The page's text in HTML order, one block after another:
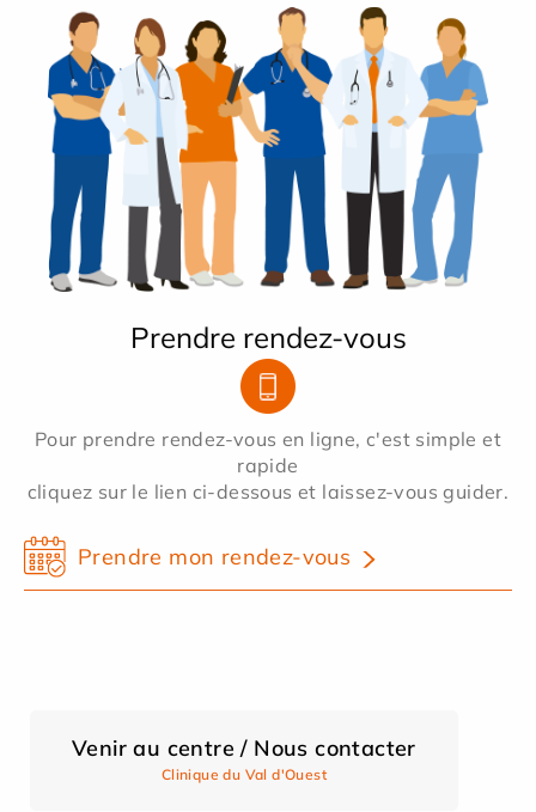
Prendre rendez-vous
Pour prendre rendez-vous en ligne, c'est simple et
rapide
cliquez sur le lien ci-dessous et laissez-vous guider.
Prendre mon rendez-vous
Venir au centre / Nous contacter
Clinique du Val d'Ouest